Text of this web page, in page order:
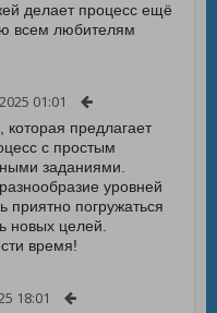
делает процесс ещё
всем любителям
01:01
которая предлагает
с простым
заданиями.
уровней
приятно погружаться
новых целей.
время!
18:01